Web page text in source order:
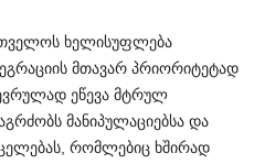
ხელისუფლება
მთავარ პრიორიტეტად
ეწევა მტრულ
მანიპულაციებსა და
რომლებიც ხშირად